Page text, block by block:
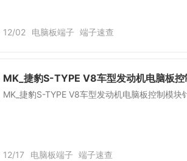
12/02 电脑板端子 端子速查
MK_捷豹S-TYPE V8车型发动机电脑板
MK_捷豹S-TYPE V8车型发动机电脑板控制模块
12/17 电脑板端子 端子速查